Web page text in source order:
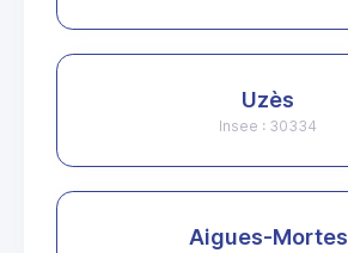
Uzès
Insee : 30334
Aigues-Mortes